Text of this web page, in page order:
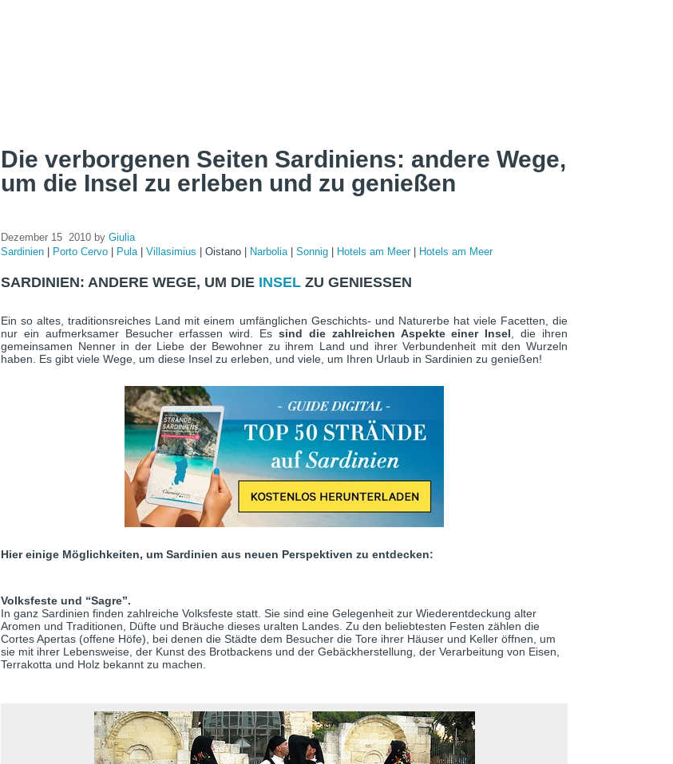
Die verborgenen Seiten Sardiniens: andere Wege,
um die Insel zu erleben und zu genießen
Dezember 15 2010 by Giulia
Sardinien
Porto Cervo Pula Villasimius Oistano Narbolia Sonnig Hotels am Meer Hotels am Meer
SARDINIEN: ANDERE WEGE, UM DIE INSEL ZU GENIESSEN
Ein so altes, traditionsreiches Land mit einem umfänglichen Geschichts- und Naturerbe hat viele Facetten, die
nur ein aufmerksamer Besucher erfassen wird. Es sind die zahlreichen Aspekte einer Insel , die ihren
gemeinsamen Nenner in der Liebe der Bewohner zu ihrem Land und ihrer Verbundenheit mit den Wurzeln
haben. Es gibt viele Wege, um diese Insel zu erleben, und viele, um Ihren Urlaub in Sardinien zu genießen!
Hier einige Möglichkeiten, um Sardinien aus neuen Perspektiven zu entdecken:
Volksfeste und “Sagre”.
In ganz Sardinien finden zahlreiche Volksfeste statt. Sie sind eine Gelegenheit zur Wiederentdeckung alter
Aromen und Traditionen, Düfte und Bräuche dieses uralten Landes. Zu den beliebtesten Festen zählen die
Cortes Apertas (offene Höfe), bei denen die Städte dem Besucher die Tore ihrer Häuser und Keller öffnen, um
sie mit ihrer Lebensweise, der Kunst des Brotbackens und der Gebäckherstellung, der Verarbeitung von Eisen,
Terrakotta und Holz bekannt zu machen.